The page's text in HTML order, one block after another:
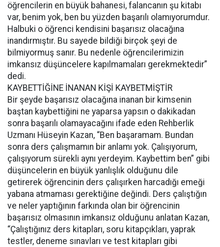
öğrencilerin en büyük bahanesi, falancanın şu kitabı
var, benim yok, ben bu yüzden başarılı olamıyorumdur.
Halbuki o öğrenci kendisini başarısız olacağına
inandırmıştır. Bu sayede bildiği birçok şeyi de
bilmiyormuş sanır. Bu nedenle öğrencilerimizin
imkansız düşüncelere kapılmamaları gerekmektedir”
dedi.
KAYBETTİĞİNE İNANAN KİŞİ KAYBETMİŞTİR
Bir şeyde başarısız olacağına inanan bir kimsenin
baştan kaybettiğini ne yaparsa yapsın o dakikadan
sonra başarılı olamayacağını ifade eden Rehberlik
Uzmanı Hüseyin Kazan, “Ben başaramam. Bundan
sonra ders çalışmamın bir anlamı yok. Çalışıyorum,
çalışıyorum sürekli aynı yerdeyim. Kaybettim ben” gibi
düşüncelerin en büyük yanlışlık olduğunu dile
getirerek öğrencinin ders çalışırken harcadığı emeği
yabana atmaması gerektiğine değindi. Ders çalıştığın
ve neler yaptığının farkında olan bir öğrencinin
başarısız olmasının imkansız olduğunu anlatan Kazan,
“Çalıştığınız ders kitapları, soru kitapçıkları, yaprak
testler, deneme sınavları ve test kitapları gibi